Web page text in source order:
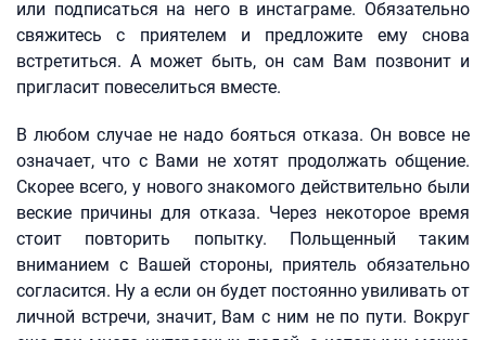
или подписаться на него в инстаграме. Обязательно
свяжитесь с приятелем и предложите ему снова
встретиться. А может быть, он сам Вам позвонит и
пригласит повеселиться вместе.
В любом случае не надо бояться отказа. Он вовсе не
означает, что с Вами не хотят продолжать общение.
Скорее всего, у нового знакомого действительно были
веские причины для отказа. Через некоторое время
стоит повторить попытку. Польщенный таким
вниманием с Вашей стороны, приятель обязательно
согласится. Ну а если он будет постоянно увиливать от
личной встречи, значит, Вам с ним не по пути. Вокруг